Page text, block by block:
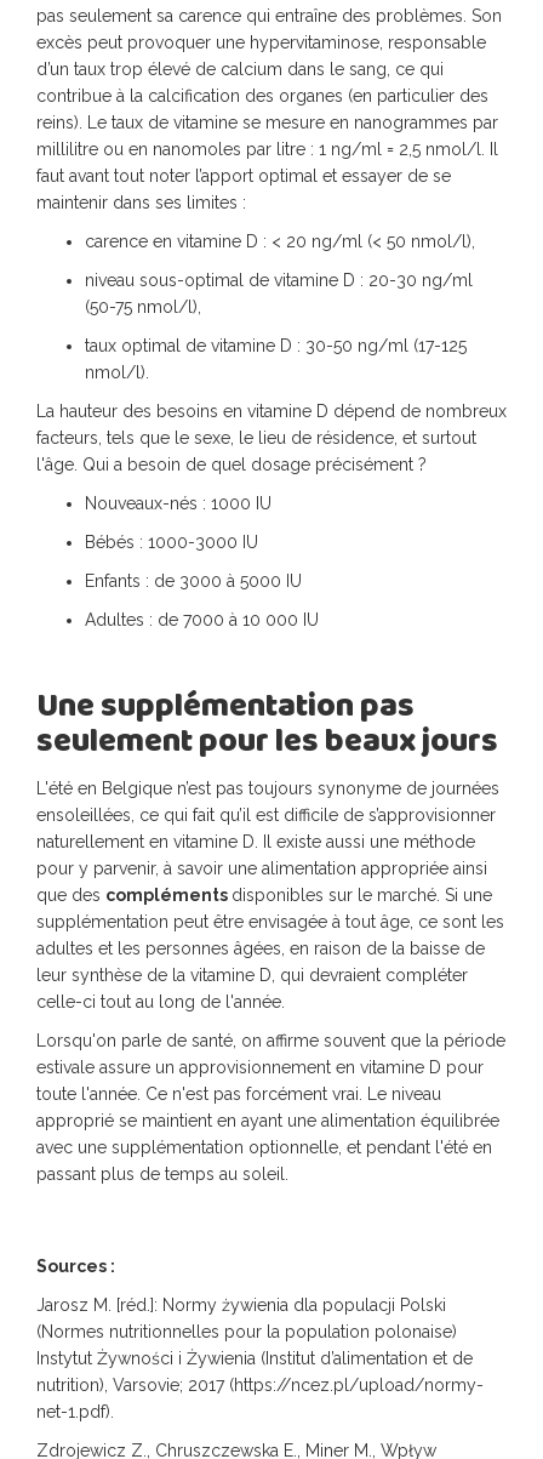
pas seulement sa carence qui entraîne des problèmes. Son
excès peut provoquer une hypervitaminose, responsable
d’un taux trop élevé de calcium dans le sang, ce qui
contribue à la calcification des organes (en particulier des
reins). Le taux de vitamine se mesure en nanogrammes par
millilitre ou en nanomoles par litre : 1 ng/ml = 2,5 nmol/l. Il
faut avant tout noter l’apport optimal et essayer de se
maintenir dans ses limites :
carence en vitamine D : < 20 ng/ml (< 50 nmol/l),
niveau sous-optimal de vitamine D : 20-30 ng/ml
(50-75 nmol/l),
taux optimal de vitamine D : 30-50 ng/ml (17-125
nmol/l).
La hauteur des besoins en vitamine D dépend de nombreux
facteurs, tels que le sexe, le lieu de résidence, et surtout
l'âge. Qui a besoin de quel dosage précisément ?
Nouveaux-nés : 1000 IU
Bébés : 1000-3000 IU
Enfants : de 3000 à 5000 IU
Adultes : de 7000 à 10 000 IU
Une supplémentation pas
seulement pour les beaux jours
L'été en Belgique n’est pas toujours synonyme de journées
ensoleillées, ce qui fait qu’il est difficile de s’approvisionner
naturellement en vitamine D. Il existe aussi une méthode
pour y parvenir, à savoir une alimentation appropriée ainsi
que des compléments disponibles sur le marché. Si une
supplémentation peut être envisagée à tout âge, ce sont les
adultes et les personnes âgées, en raison de la baisse de
leur synthèse de la vitamine D, qui devraient compléter
celle-ci tout au long de l'année.
Lorsqu'on parle de santé, on affirme souvent que la période
estivale assure un approvisionnement en vitamine D pour
toute l'année. Ce n'est pas forcément vrai. Le niveau
approprié se maintient en ayant une alimentation équilibrée
avec une supplémentation optionnelle, et pendant l'été en
passant plus de temps au soleil.
Sources :
Jarosz M. [réd.]: Normy żywienia dla populacji Polski
(Normes nutritionnelles pour la population polonaise)
Instytut Żywności i Żywienia (Institut d’alimentation et de
nutrition), Varsovie; 2017 (https://ncez.pl/upload/normy-
net-1.pdf).
Zdrojewicz Z., Chruszczewska E., Miner M., Wpływ